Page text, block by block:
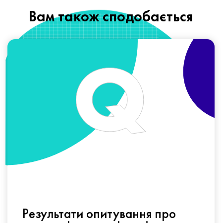
Вам також сподобається
Результати опитування про